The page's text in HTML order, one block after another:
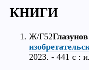
КНИГИ
Ж/Г52
2023. - 441 с :